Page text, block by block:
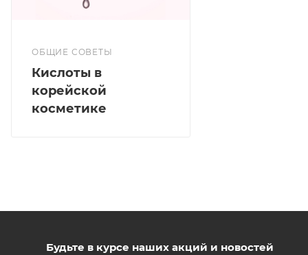
цвет. Нанести необходимое
ОБЩИЕ СОВЕТЫ
Кислоты в
корейской
косметике
Будьте в курсе наших акций и новостей